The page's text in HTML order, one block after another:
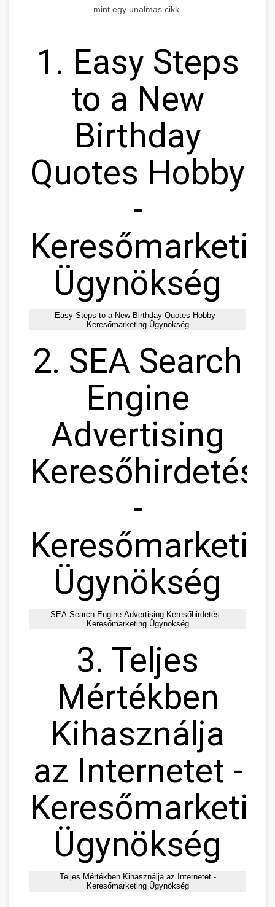
mint egy unalmas cikk.
1. Easy Steps
to a New
Birthday
Quotes Hobby
-
Ügynökség
Easy Steps to a New Birthday Quotes Hobby -
Keresőmarketing Ügynökség
2. SEA Search
Engine
Advertising
Keresőhirdetés
-
Ügynökség
SEA Search Engine Advertising Keresőhirdetés -
Keresőmarketing Ügynökség
3. Teljes
Mértékben
Kihasználja
az Internetet -
Ügynökség
Teljes Mértékben Kihasználja az Internetet -
Keresőmarketing Ügynökség